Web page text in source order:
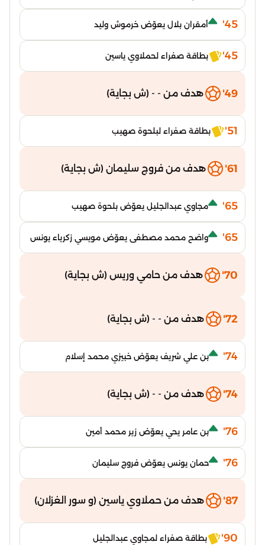
45' أمقران بلال يعوّض خرموش وليد
45' بطاقة صفراء لحملاوي ياسين
49' هدف من - - (ش بجاية)
51' بطاقة صفراء لبلحوة صهيب
61' هدف من فروج سليمان (ش بجاية)
65' مجاوي عبدالجليل يعوّض بلحوة صهيب
65' واضح محمد مصطفى يعوّض مويسي زكرياء يونس
70' هدف من حامي وريس (ش بجاية)
72' هدف من - - (ش بجاية)
74' بن علي شريف يعوّض خبيزي محمد إسلام
74' هدف من - - (ش بجاية)
76' بن عامر يحي يعوّض زير محمد أمين
76' حمان يونس يعوّض فروج سليمان
87' هدف من حملاوي ياسين (و سور الغزلان)
90' بطاقة صفراء لمجاوي عبدالجليل